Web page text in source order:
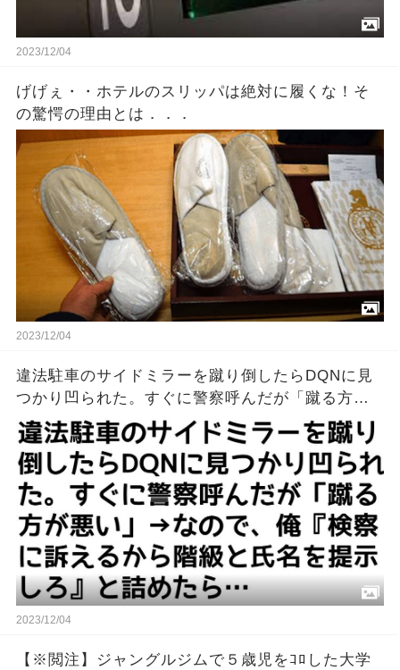
2023/12/04
げげぇ・・ホテルのスリッパは絶対に履くな！そ
の驚愕の理由とは．．．
2023/12/04
違法駐車のサイドミラーを蹴り倒したらDQNに見
つかり凹られた。すぐに警察呼んだが「蹴る方が
悪い」→なので、俺『検察に訴えるから階級と氏
名を提示しろ』と詰めたら…
2023/12/04
【※閲注】ジャングルジムで５歳児をｺﾛした大学